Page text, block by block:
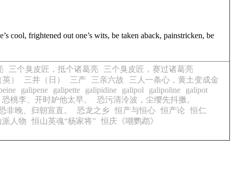
frightened out one’s wits, be taken aback, painstricken, be
三个臭皮匠，抵个诸葛亮
三个臭皮匠，赛过诸葛亮
） 三井（日） 三产 三亲六故
三人一条心，黄土变成金
galipene galipette galipidine galipol galipoline
galipot
恐桃李、开时妒他太早。
恐污清泠波，尘缨先抖擞。
非晚、归朝宣直。 恐龙之乡 恒产与恒心 恒产论
恒仁
派人物 恒山英魂“杨家将” 恒庆《嘲鹦鹉》